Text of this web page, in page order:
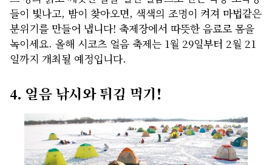
들이 빛나고, 밤이 찾아오면, 색색의 조명이 켜져 마법같은
분위기를 만들어 냅니다! 축제장에서 따뜻한 음료로 몸을
녹이세요. 올해 시코츠 얼음 축제는 1월 29일부터 2월 21
일까지 개최될 예정입니다.
4. 얼음 낚시와 튀김 먹기!